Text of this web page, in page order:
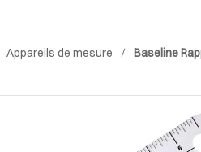
Appareils de mesure Baseline